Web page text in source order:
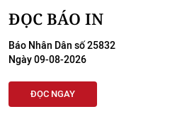
ĐỌC BÁO IN
Báo Nhân Dân số 25832
Ngày 09-08-2026
ĐỌC NGAY